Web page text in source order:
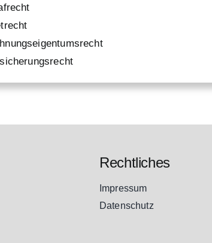
Rechtliches
Impressum
Datenschutz